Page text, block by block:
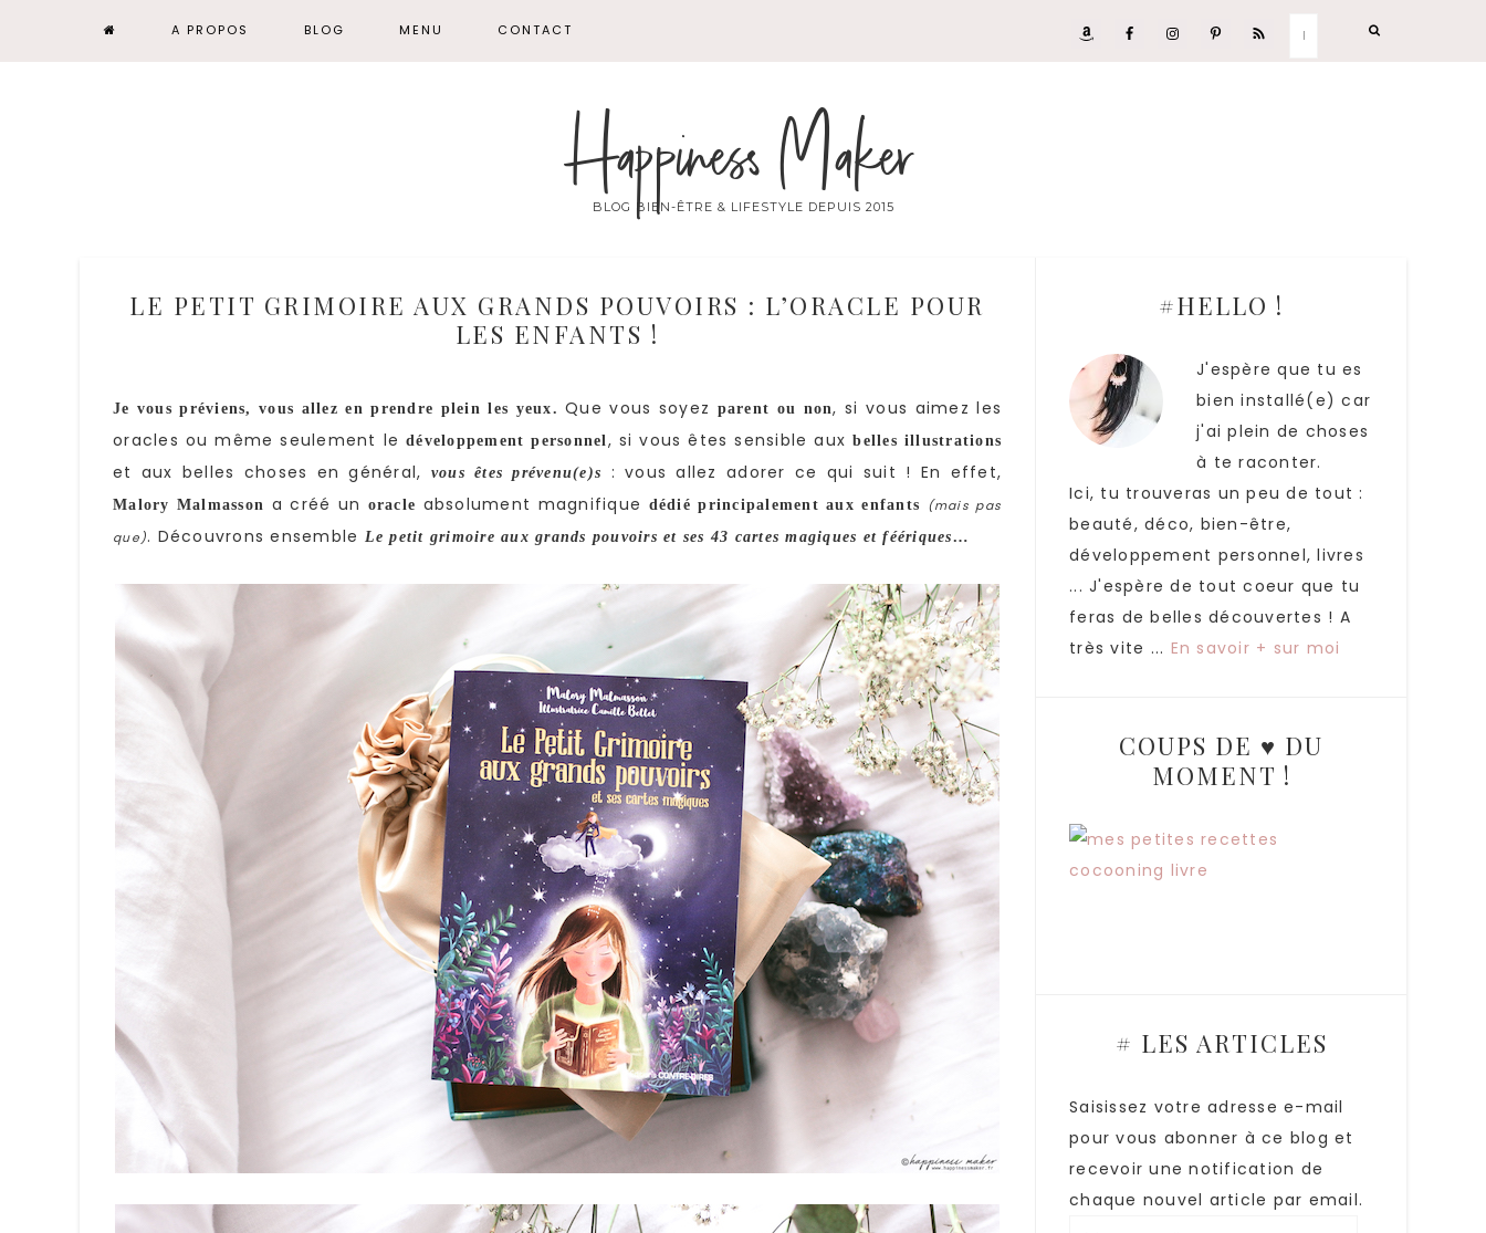
A PROPOS BLOG MENU CONTACT
Happiness Maker
BLOG BIEN-ÊTRE & LIFESTYLE DEPUIS 2015
LE PETIT GRIMOIRE AUX GRANDS POUVOIRS : L’ORACLE POUR
LES ENFANTS !
Je vous préviens, vous allez en prendre plein les yeux. Que vous soyez parent ou non, si vous aimez les
oracles ou même seulement ledéveloppement personnel, si vous êtes sensible auxbelles illustrations
et aux belles choses en général, vous êtes prévenu(e)s : vous allez adorer ce qui suit ! En effet,
Malory Malmasson a créé un oracle absolument magnifique dédié principalement aux enfants (mais pas
que). Découvrons ensemble Le petit grimoire aux grands pouvoirs et ses 43 cartes magiques et féériques…
#HELLO !
J'espère que tu es
bien installé(e) car
j'ai plein de choses
à te raconter.
Ici, tu trouveras un peu de tout :
beauté, déco, bien-être,
développement personnel, livres
... J'espère de tout coeur que tu
feras de belles découvertes ! A
très vite ... En savoir + sur moi
COUPS DE ♥ DU
MOMENT !
# LES ARTICLES
Saisissez votre adresse e-mail
pour vous abonner à ce blog et
recevoir une notification de
chaque nouvel article par email.